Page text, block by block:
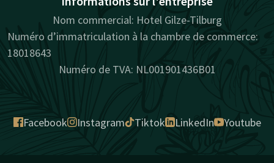
Nom commercial: Hotel Gilze-Tilburg
Numéro d’immatriculation à la chambre de commerce:
18018643
Numéro de TVA: NL001901436B01
Facebook Instagram Tiktok LinkedIn Youtube